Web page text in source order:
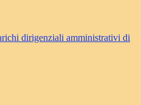
dirigenziali amministrativi di